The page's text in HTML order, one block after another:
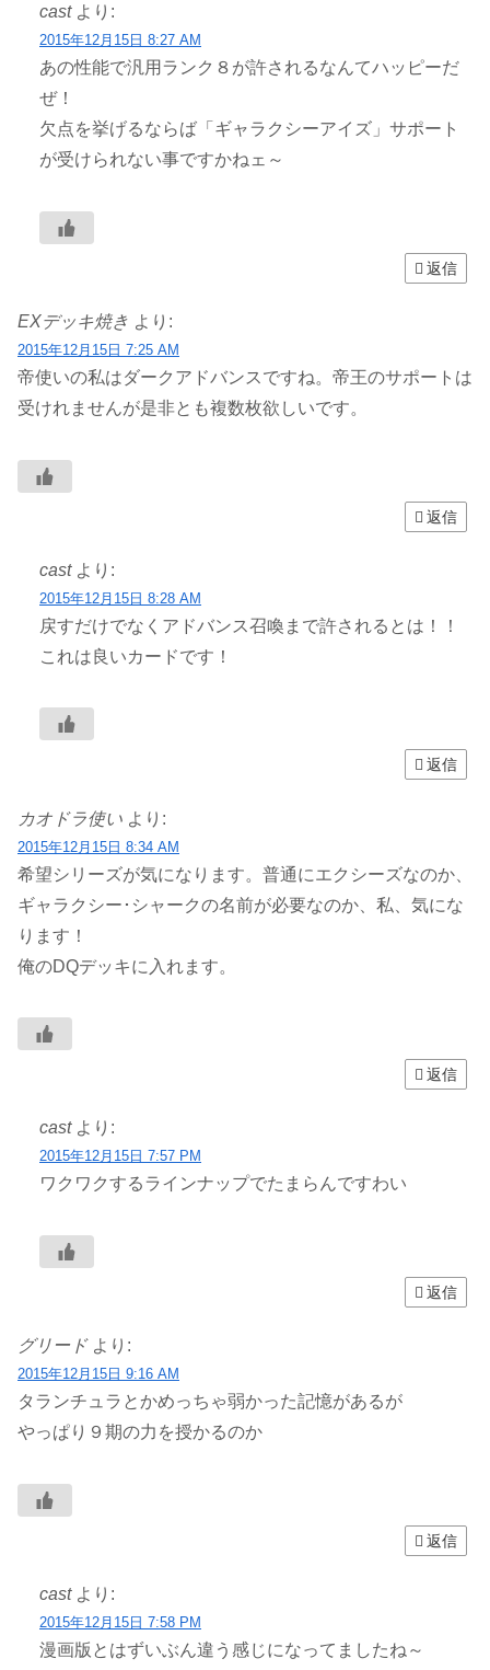
cast より:
2015年12月15日 8:27 AM
あの性能で汎用ランク８が許されるなんてハッピーだ
ぜ！
欠点を挙げるならば「ギャラクシーアイズ」サポート
が受けられない事ですかねェ～
返信
EXデッキ焼き より:
2015年12月15日 7:25 AM
帝使いの私はダークアドバンスですね。帝王のサポートは
受けれませんが是非とも複数枚欲しいです。
返信
cast より:
2015年12月15日 8:28 AM
戻すだけでなくアドバンス召喚まで許されるとは！！
これは良いカードです！
返信
カオドラ使い より:
2015年12月15日 8:34 AM
希望シリーズが気になります。普通にエクシーズなのか、
ギャラクシー･シャークの名前が必要なのか、私、気にな
ります！
俺のDQデッキに入れます。
返信
cast より:
2015年12月15日 7:57 PM
ワクワクするラインナップでたまらんですわい
返信
グリード より:
2015年12月15日 9:16 AM
タランチュラとかめっちゃ弱かった記憶があるが
やっぱり９期の力を授かるのか
返信
cast より:
2015年12月15日 7:58 PM
漫画版とはずいぶん違う感じになってましたね～